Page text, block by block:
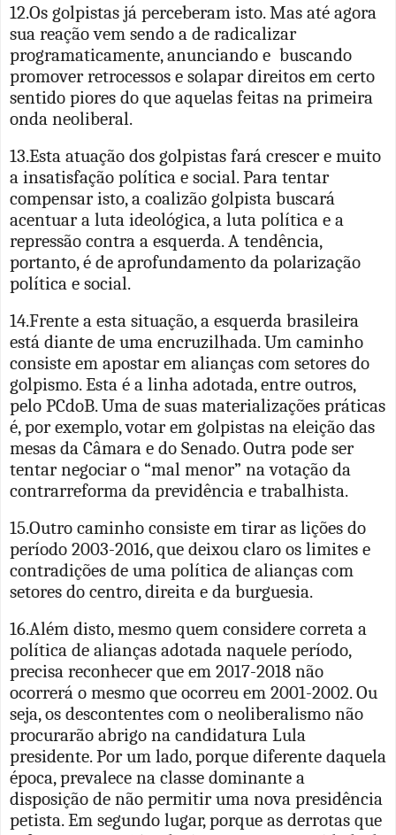
12.Os golpistas já perceberam isto. Mas até agora
sua reação vem sendo a de radicalizar
programaticamente, anunciando e buscando
promover retrocessos e solapar direitos em certo
sentido piores do que aquelas feitas na primeira
onda neoliberal.
13.Esta atuação dos golpistas fará crescer e muito
a insatisfação política e social. Para tentar
compensar isto, a coalizão golpista buscará
acentuar a luta ideológica, a luta política e a
repressão contra a esquerda. A tendência,
portanto, é de aprofundamento da polarização
política e social.
14.Frente a esta situação, a esquerda brasileira
está diante de uma encruzilhada. Um caminho
consiste em apostar em alianças com setores do
golpismo. Esta é a linha adotada, entre outros,
pelo PCdoB. Uma de suas materializações práticas
é, por exemplo, votar em golpistas na eleição das
mesas da Câmara e do Senado. Outra pode ser
tentar negociar o “mal menor” na votação da
contrarreforma da previdência e trabalhista.
15.Outro caminho consiste em tirar as lições do
período 2003-2016, que deixou claro os limites e
contradições de uma política de alianças com
setores do centro, direita e da burguesia.
16.Além disto, mesmo quem considere correta a
política de alianças adotada naquele período,
precisa reconhecer que em 2017-2018 não
ocorrerá o mesmo que ocorreu em 2001-2002. Ou
seja, os descontentes com o neoliberalismo não
procurarão abrigo na candidatura Lula
presidente. Por um lado, porque diferente daquela
época, prevalece na classe dominante a
disposição de não permitir uma nova presidência
petista. Em segundo lugar, porque as derrotas que